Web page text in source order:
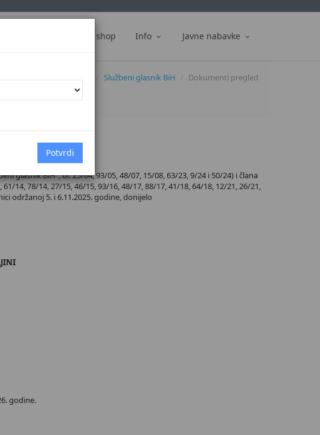
Web shop Info Javne nabavke
Početna Dokumenti Službeni glasnik BiH Dokumenti pregled
glasnik BiH", br. 25/04, 93/05, 48/07, 15/08, 63/23, 9/24 i 50/24) i člana
14, 78/14, 27/15, 46/15, 93/16, 48/17, 88/17, 41/18, 64/18, 12/21, 26/21,
održanoj 5. i 6.11.2025. godine, donijelo
godine.